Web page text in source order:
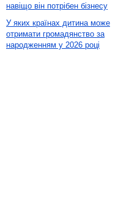
навіщо він потрібен бізнесу
У яких країнах дитина може
отримати громадянство за
народженням у 2026 році